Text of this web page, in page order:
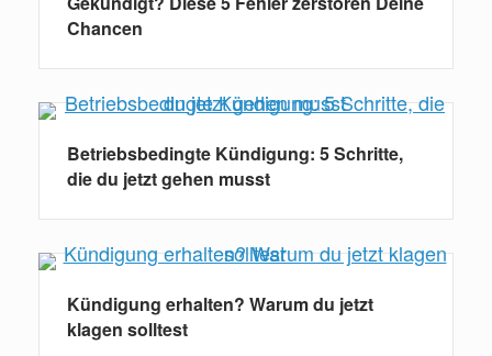
Chancen
Betriebsbedingte Kündigung: 5 Schritte,
die du jetzt gehen musst
Kündigung erhalten? Warum du jetzt
klagen solltest